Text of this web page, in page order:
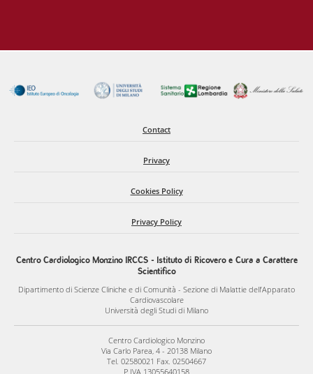
Contact
Privacy
Cookies Policy
Privacy Policy
Centro Cardiologico Monzino IRCCS - Istituto di Ricovero e Cura a Carattere
Scientifico
Dipartimento di Scienze Cliniche e di Comunità - Sezione di Malattie dell’Apparato
Cardiovascolare
Università degli Studi di Milano
Centro Cardiologico Monzino
Via Carlo Parea, 4 - 20138 Milano
Tel. 02580021 Fax. 02504667
P.IVA 13055640158